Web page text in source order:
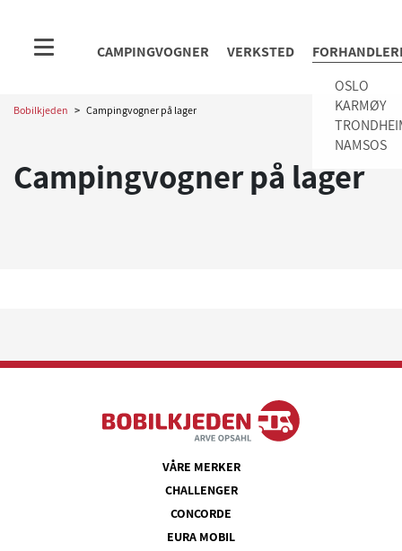
CAMPINGVOGNER VERKSTED
OSLO
KARMØY
NAMSOS
Bobilkjeden > Campingvogner på lager
Campingvogner på lager
VÅRE MERKER
CHALLENGER
CONCORDE
EURA MOBIL